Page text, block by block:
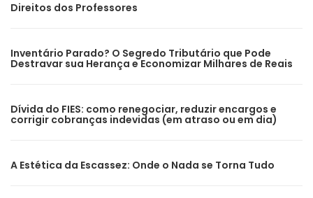
Direitos dos Professores
Inventário Parado? O Segredo Tributário que Pode
Destravar sua Herança e Economizar Milhares de Reais
Dívida do FIES: como renegociar, reduzir encargos e
corrigir cobranças indevidas (em atraso ou em dia)
A Estética da Escassez: Onde o Nada se Torna Tudo